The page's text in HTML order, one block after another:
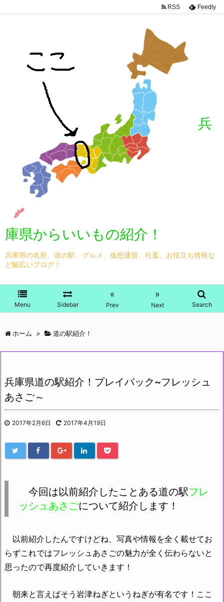
兵
庫県からいいもの紹介！
兵庫県の名所、道の駅、グルメ、仮想通貨、社畜、お役立ち情報な
ど幅広いブログ！
Menu Sidebar
«
Prev
»
Next Search
RSS Feedly
ホーム > 道の駅紹介！
兵庫県道の駅紹介！プレイバック~フレッシュ
あさご～
2017年2月6日 2017年4月19日
今回は以前紹介したことある道の駅フレ
ッシュあさごについて紹介します！
以前紹介したんですけどね、写真や情報を全く載せてお
らずこれではフレッシュあさごの魅力が全く伝わらないと
思ったので再度紹介していきます！
朝来と言えばそう岩津ねぎというねぎが有名です！ここ